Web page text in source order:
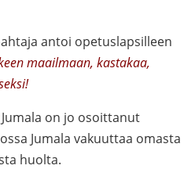
antoi opetuslapsilleen
maailmaan, kastakaa,
Jumala on jo osoittanut
Jumala vakuuttaa omasta
huolta.